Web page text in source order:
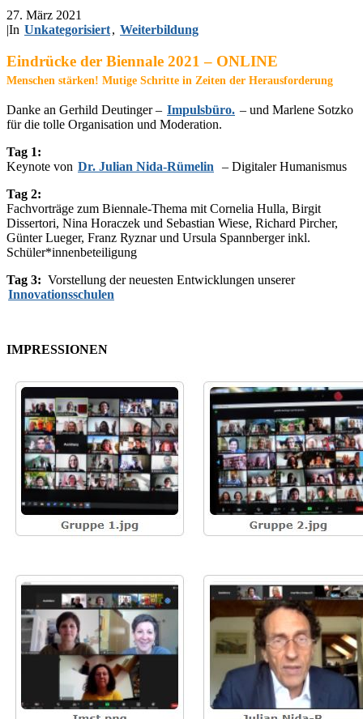
27. März 2021
|In Unkategorisiert, Weiterbildung
Eindrücke der Biennale 2021 – ONLINE
Menschen stärken! Mutige Schritte in Zeiten der Herausforderung
Danke an Gerhild Deutinger – Impulsbüro. – und Marlene Sotzko
für die tolle Organisation und Moderation.
Tag 1:
Keynote von Dr. Julian Nida-Rümelin
– Digitaler Humanismus
Tag 2:
Fachvorträge zum Biennale-Thema mit Cornelia Hulla, Birgit
Dissertori, Nina Horaczek und Sebastian Wiese, Richard Pircher,
Günter Lueger, Franz Ryznar und Ursula Spannberger inkl.
Schüler*innenbeteiligung
Tag 3: Vorstellung der neuesten Entwicklungen unserer
Innovationsschulen
IMPRESSIONEN